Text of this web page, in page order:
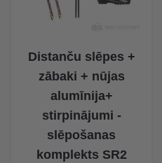
Distanču slēpes +
zābaki + nūjas
alumīnija+
stirpinājumi -
slēpošanas
komplekts SR2